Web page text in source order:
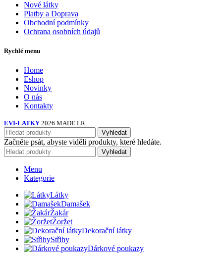
Nové látky
Platby a Doprava
Obchodní podmínky
Ochrana osobních údajů
Rychlé menu
Home
Eshop
Novinky
O nás
Kontakty
EVI-LATKY 2026 MADE LR
Vyhledat
Začněte psát, abyste viděli produkty, které hledáte.
Vyhledat
Menu
Kategorie
Látky
Damašek
Žakár
Žoržet
Dekorační látky
Střihy
Dárkové poukazy